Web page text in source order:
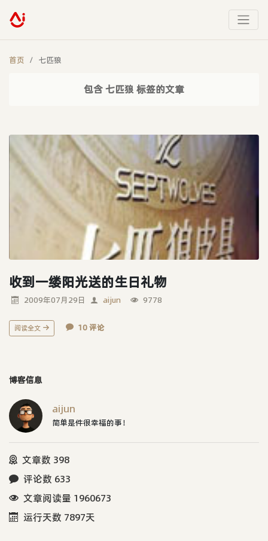
首页 七匹狼
包含 七匹狼 标签的文章
收到一缕阳光送的生日礼物
2009年07月29日 aijun 9778
阅读全文 10 评论
博客信息
aijun
简单是件很幸福的事！
文章数 398
评论数 633
文章阅读量 1960673
运行天数 7897天